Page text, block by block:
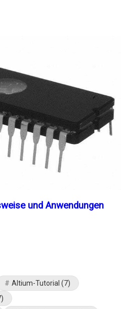
und Anwendungen
Altium-Tutorial (7)